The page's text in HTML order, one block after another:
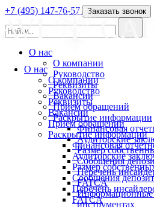
О нас
О компании
Руководство
Реквизиты
Вакансии
Прием обращений
Раскрытие информации
Финансовая
Аудиторские
Размер
Сообщения
Перечень
FATCA
+7 (495) 147-76-57 Заказать звонок
О нас
О компании
Руководство
Реквизиты
Вакансии
Прием обращений
Раскрытие информации
Финансовая
Аудиторские
Размер
Сообщения
Перечень
FATCA
Информационные
инструментах